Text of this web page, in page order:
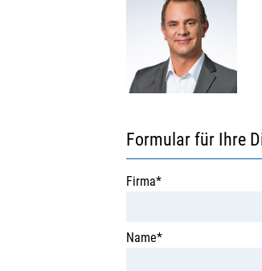
Formular für Ihre
Firma*
Name*